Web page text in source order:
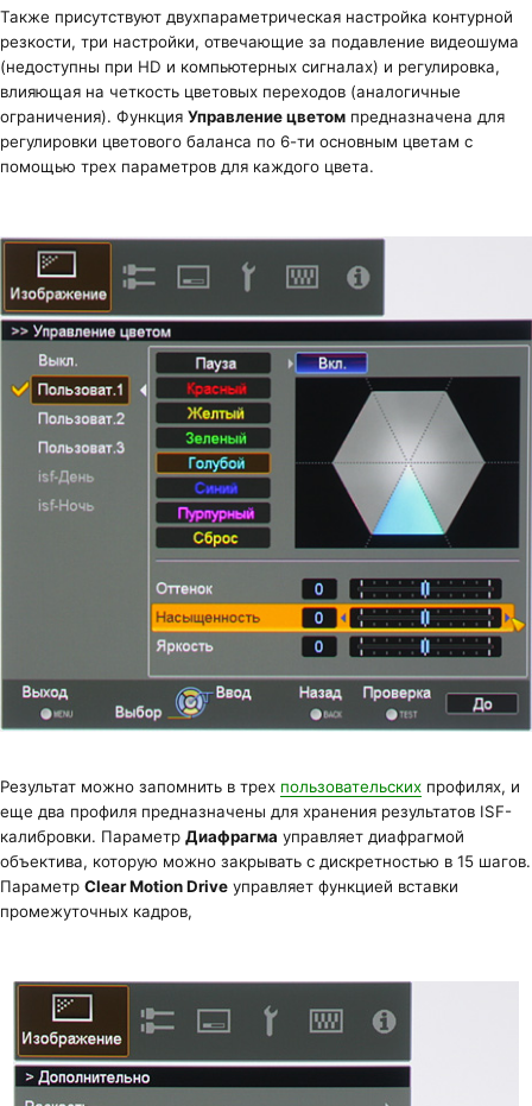
Также присутствуют двухпараметрическая настройка контурной
резкости, три настройки, отвечающие за подавление видеошума
(недоступны при HD и компьютерных сигналах) и регулировка,
влияющая на четкость цветовых переходов (аналогичные
ограничения). Функция Управление цветом предназначена для
регулировки цветового баланса по 6-ти основным цветам с
помощью трех параметров для каждого цвета.
Результат можно запомнить в трех пользовательских профилях, и
еще два профиля предназначены для хранения результатов ISF-
калибровки. Параметр Диафрагма управляет диафрагмой
объектива, которую можно закрывать с дискретностью в 15 шагов.
Параметр Clear Motion Drive управляет функцией вставки
промежуточных кадров,